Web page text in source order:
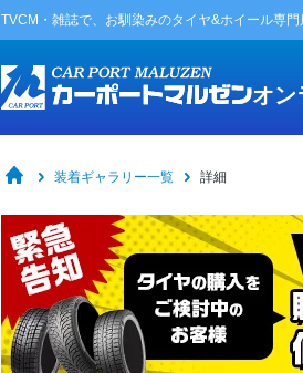
TVCM・雑誌で、お馴染みのタイヤ&ホイール専門
オン
装着ギャラリー一覧 詳細